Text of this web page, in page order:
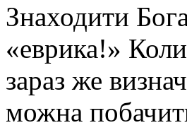
Знаходити
«еврика!»
зараз же
можна